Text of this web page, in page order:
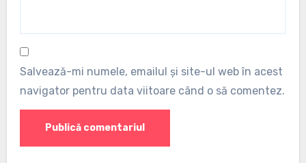
Salvează-mi numele, emailul și site-ul web în acest
navigator pentru data viitoare când o să comentez.